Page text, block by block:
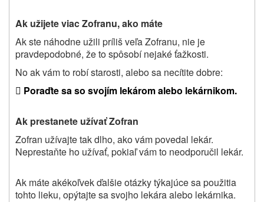
Ak užijete viac Zofranu, ako máte
Ak ste náhodne užili príliš veľa Zofranu, nie je
pravdepodobné, že to spôsobí nejaké ťažkosti.
No ak vám to robí starosti, alebo sa necítite dobre:
 Poraďte sa so svojím lekárom alebo lekárnikom.
Ak prestanete užívať Zofran
Zofran užívajte tak dlho, ako vám povedal lekár.
Neprestaňte ho užívať, pokiaľ vám to neodporučil lekár.
Ak máte akékoľvek ďalšie otázky týkajúce sa použitia
tohto lieku, opýtajte sa svojho lekára alebo lekárnika.